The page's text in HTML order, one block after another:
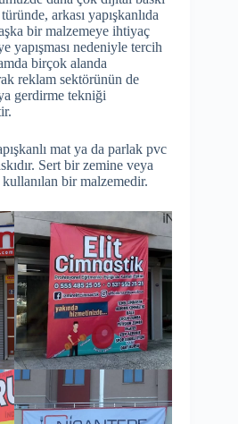
arkası yapışkanlıda
bir malzemeye ihtiyaç
yapışması nedeniyle tercih
birçok alanda
reklam sektörünün de
gerdirme tekniği
mat ya da parlak pvc
Sert bir zemine veya
bir malzemedir.